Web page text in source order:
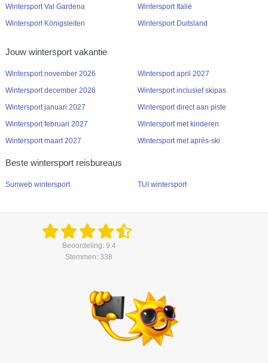
Wintersport Val Gardena
Wintersport Königsleiten
Wintersport Italië
Wintersport Duitsland
Jouw wintersport vakantie
Wintersport november 2026
Wintersport december 2026
Wintersport januari 2027
Wintersport februari 2027
Wintersport maart 2027
Wintersport april 2027
Wintersport inclusief skipas
Wintersport direct aan piste
Wintersport met kinderen
Wintersport met après-ski
Beste wintersport reisbureaus
Sunweb wintersport TUI wintersport
Beoordeling: 9.4
Stemmen: 338